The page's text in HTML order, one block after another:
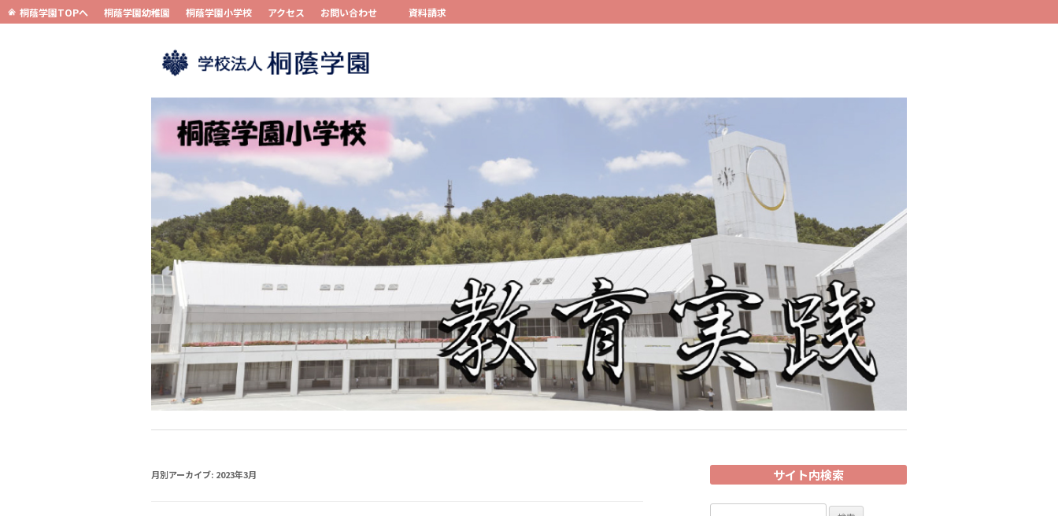
桐蔭学園TOPへ 桐蔭学園幼稚園 桐蔭学園小学校 アクセス お問い合わせ 資料請求
コンテンツへスキップ
月別アーカイブ: 2023年3月 サイト内検索